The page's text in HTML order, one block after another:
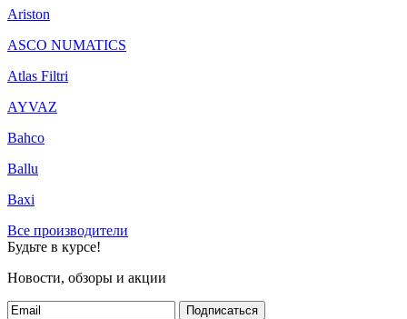
Ariston
ASCO NUMATICS
Atlas Filtri
AYVAZ
Bahco
Ballu
Baxi
Все производители
Будьте в курсе!
Новости, обзоры и акции
Подписаться